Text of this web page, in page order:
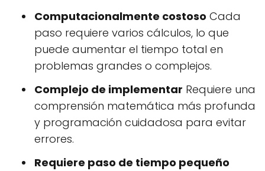
Computacionalmente costoso Cada
paso requiere varios cálculos, lo que
puede aumentar el tiempo total en
problemas grandes o complejos.
Complejo de implementar Requiere una
comprensión matemática más profunda
y programación cuidadosa para evitar
errores.
Requiere paso de tiempo pequeño